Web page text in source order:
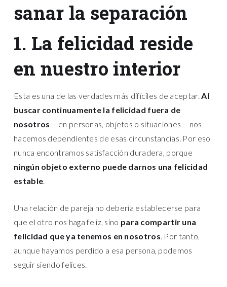
sanar la separación
1. La felicidad reside
en nuestro interior
Esta es una de las verdades más difíciles de aceptar.Al
buscar continuamente la felicidad fuera de
nosotros —en personas, objetos o situaciones— nos
hacemos dependientes de esas circunstancias. Por eso
nunca encontramos satisfacción duradera, porque
ningún objeto externo puede darnos una felicidad
estable.
Una relación de pareja no debería establecerse para
que el otro nos haga feliz, sino para compartir una
felicidad que ya tenemos en nosotros. Por tanto,
aunque hayamos perdido a esa persona, podemos
seguir siendo felices.